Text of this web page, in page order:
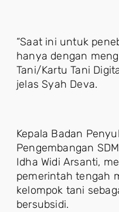
“Saat ini untuk
hanya dengan
Tani/Kartu Tani
jelas Syah Deva.
Kepala Badan
Pengembangan
Idha Widi Arsanti,
pemerintah tengah
kelompok tani
bersubsidi.